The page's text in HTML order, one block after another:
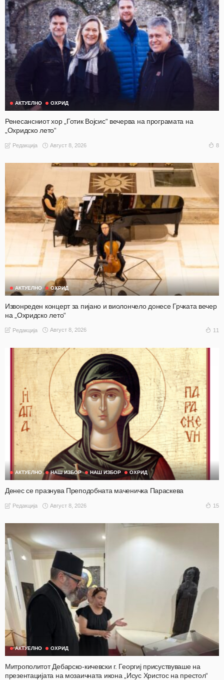
АКТУЕЛНО ОХРИД
Ренесансниот хор „Готик Војсис“ вечерва на програмата на
„Охридско лето“
Редакција Август 8, 2026 8
АКТУЕЛНО ОХРИД
Извонреден концерт за пијано и виолончело донесе Грчката вечер
на „Охридско лето“
Редакција Август 8, 2026 11
АКТУЕЛНО НАШ ИЗБОР НАШ ИЗБОР ОХРИД
Денес се празнува Преподобната маченичка Параскева
Редакција Август 8, 2026 15
АКТУЕЛНО ОХРИД
Митрополитот Дебарско-кичевски г. Георгиј присуствуваше на
презентацијата на мозаичната икона „Исус Христос на престол“